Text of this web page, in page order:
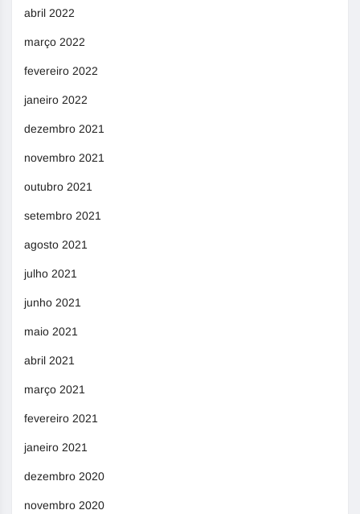
abril 2022
março 2022
fevereiro 2022
janeiro 2022
dezembro 2021
novembro 2021
outubro 2021
setembro 2021
agosto 2021
julho 2021
junho 2021
maio 2021
abril 2021
março 2021
fevereiro 2021
janeiro 2021
dezembro 2020
novembro 2020